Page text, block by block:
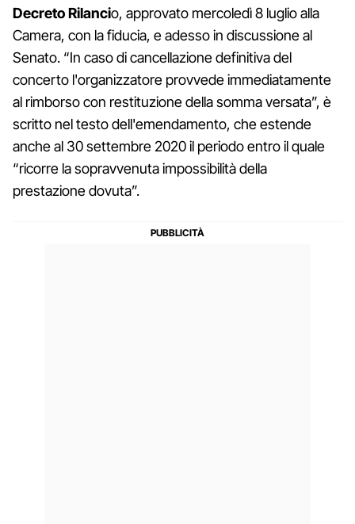
Decreto Rilancio, approvato mercoledì 8 luglio alla
Camera, con la fiducia, e adesso in discussione al
Senato. “In caso di cancellazione definitiva del
concerto l'organizzatore provvede immediatamente
al rimborso con restituzione della somma versata”, è
scritto nel testo dell'emendamento, che estende
anche al 30 settembre 2020 il periodo entro il quale
“ricorre la sopravvenuta impossibilità della
prestazione dovuta”.